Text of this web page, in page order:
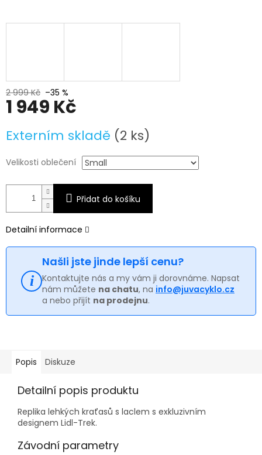
2 999 Kč –35 %
1 949 Kč
cena:
Externím skladě (2 ks)
Velikosti oblečení
Přidat do košíku
Detailní informace
Našli jste jinde lepší cenu?
Kontaktujte nás a my vám ji dorovnáme. Napsat
nám můžete na chatu, na info@juvacyklo.cz
a nebo přijít na prodejnu.
Popis Diskuze
Detailní popis produktu
Replika lehkých kraťasů s laclem s exkluzivním
designem Lidl-Trek.
Závodní parametry